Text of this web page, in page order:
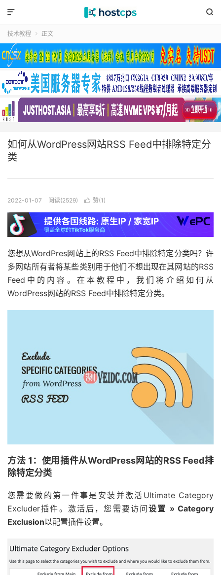


技术教程  正文
如何从WordPress网站RSS Feed中排除特定分
类
2022-01-07 阅读(2529)  赞(1 )
您想从WordPres网站上的RSS Feed中排除特定分类吗？许
多网站所有者将某些类别用于他们不想出现在其网站的RSS
Feed中的内容。在本教程中，我们将介绍如何从
WordPress网站的RSS Feed中排除特定分类。
方法 1：使用插件从WordPress网站的RSS Feed排
除特定分类
您需要做的第一件事是安装并激活Ultimate Category
Excluder插件。激活后，您需要访问设置 » Category
Exclusion以配置插件设置。